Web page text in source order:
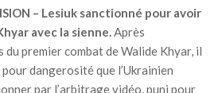
– Lesiuk sanctionné pour avoir
avec la sienne.Après
du premier combat de Walide Khyar, il
dangerosité que l’Ukrainien
par l’arbitrage vidéo, puni pour